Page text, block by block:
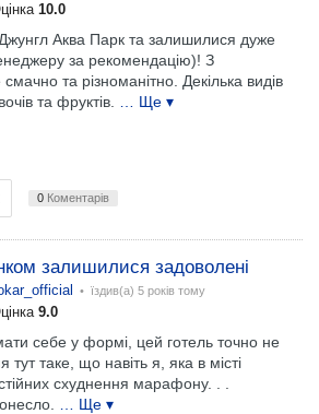
10.0
Джунгл Аква Парк та залишилися дуже
за рекомендацію)! З
та різноманітно. Декілька видів
та фруктів.
… Ще ▾
0 Коментарів
залишилися задоволені
• їздив(а) 5 років тому
9.0
себе у формі, цей готель точно не
тут таке, що навіть я, яка в місті
схуднення марафону. . .
… Ще ▾